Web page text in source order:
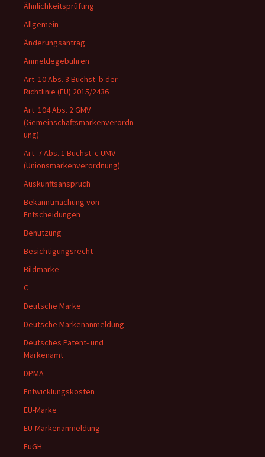
Ähnlichkeitsprüfung
Allgemein
Änderungsantrag
Anmeldegebühren
Art. 10 Abs. 3 Buchst. b der
Richtlinie (EU) 2015/2436
Art. 104 Abs. 2 GMV
(Gemeinschaftsmarkenverordn
ung)
Art. 7 Abs. 1 Buchst. c UMV
(Unionsmarkenverordnung)
Auskunftsanspruch
Bekanntmachung von
Entscheidungen
Benutzung
Besichtigungsrecht
Bildmarke
C
Deutsche Marke
Deutsche Markenanmeldung
Deutsches Patent- und
Markenamt
DPMA
Entwicklungskosten
EU-Marke
EU-Markenanmeldung
EuGH